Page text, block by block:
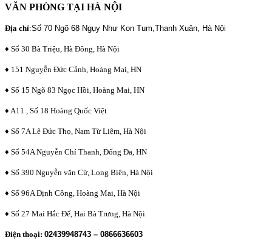
VĂN PHÒNG TẠI HÀ NỘI
Địa chỉ:Số 70 Ngõ 68 Ngụy Như Kon Tum,Thanh Xuân, Hà Nội
♦ Số 30 Bà Triệu, Hà Đông, Hà Nội
♦ 151 Nguyễn Đức Cảnh, Hoàng Mai, HN
♦ Số 15 Ngõ 83 Ngọc Hồi, Hoàng Mai, HN
♦ A11 , Số 18 Hoàng Quốc Việt
♦ Số 7A Lê Đức Thọ, Nam Từ Liêm, Hà Nội
♦ Số 54A Nguyễn Chí Thanh, Đống Đa, HN
♦ Số 390 Nguyễn văn Cừ, Long Biên, Hà Nội
♦ Số 96A Định Công, Hoàng Mai, Hà Nội
♦ Số 27 Mai Hắc Đế, Hai Bà Trưng, Hà Nội
Điện thoại: 02439948743 – 0866636603